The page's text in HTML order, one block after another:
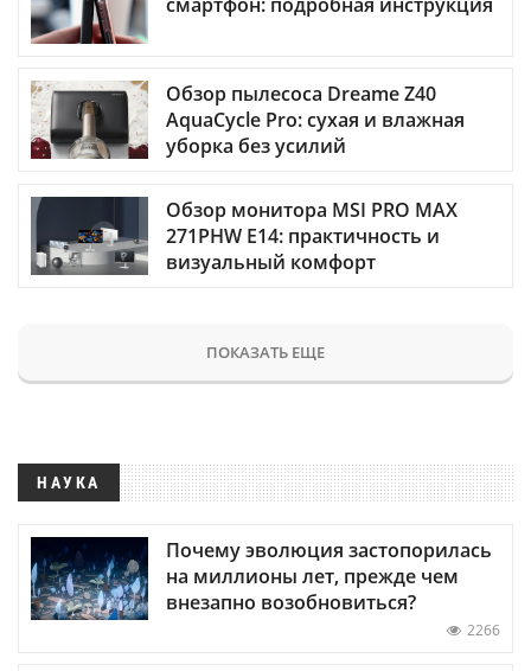
Обзор пылесоса Dreame Z40
AquaCycle Pro: сухая и влажная
уборка без усилий
Обзор монитора MSI PRO MAX
271PHW E14: практичность и
визуальный комфорт
ПОКАЗАТЬ ЕЩЕ
НАУКА
Почему эволюция застопорилась
на миллионы лет, прежде чем
внезапно возобновиться?
2266